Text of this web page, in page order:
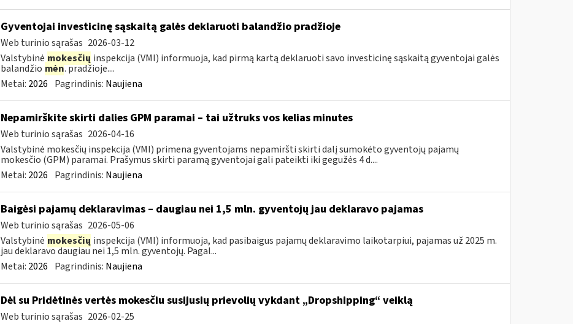
Gyventojai investicinę sąskaitą galės deklaruoti balandžio pradžioje
Web turinio sąrašas 2026-03-12
Valstybinė mokesčių inspekcija (VMI) informuoja, kad pirmą kartą deklaruoti savo investicinę sąskaitą gyventojai galės
balandžio mėn. pradžioje....
Metai: 2026 Pagrindinis: Naujiena
Nepamirškite skirti dalies GPM paramai – tai užtruks vos kelias minutes
Web turinio sąrašas 2026-04-16
Valstybinė mokesčių inspekcija (VMI) primena gyventojams nepamiršti skirti dalį sumokėto gyventojų pajamų
mokesčio (GPM) paramai. Prašymus skirti paramą gyventojai gali pateikti iki gegužės 4 d....
Metai: 2026 Pagrindinis: Naujiena
Baigėsi pajamų deklaravimas – daugiau nei 1,5 mln. gyventojų jau deklaravo pajamas
Web turinio sąrašas 2026-05-06
Valstybinė mokesčių inspekcija (VMI) informuoja, kad pasibaigus pajamų deklaravimo laikotarpiui, pajamas už 2025 m.
jau deklaravo daugiau nei 1,5 mln. gyventojų. Pagal...
Metai: 2026 Pagrindinis: Naujiena
Dėl su Pridėtinės vertės mokesčiu susijusių prievolių vykdant „Dropshipping“ veiklą
Web turinio sąrašas 2026-02-25